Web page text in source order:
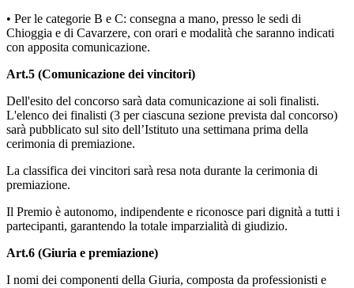
• Per le categorie B e C: consegna a mano, presso le sedi di
Chioggia e di Cavarzere, con orari e modalità che saranno indicati
con apposita comunicazione.
Art.5 (Comunicazione dei vincitori)
Dell'esito del concorso sarà data comunicazione ai soli finalisti.
L'elenco dei finalisti (3 per ciascuna sezione prevista dal concorso)
sarà pubblicato sul sito dell’Istituto una settimana prima della
cerimonia di premiazione.
La classifica dei vincitori sarà resa nota durante la cerimonia di
premiazione.
Il Premio è autonomo, indipendente e riconosce pari dignità a tutti i
partecipanti, garantendo la totale imparzialità di giudizio.
Art.6 (Giuria e premiazione)
I nomi dei componenti della Giuria, composta da professionisti e